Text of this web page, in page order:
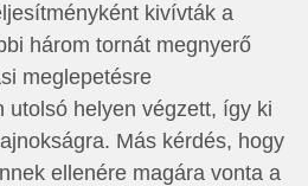
kivívták a
három tornát megnyerő
meglepetésre
utolsó helyen végzett, így ki
Más kérdés, hogy
ellenére magára vonta a